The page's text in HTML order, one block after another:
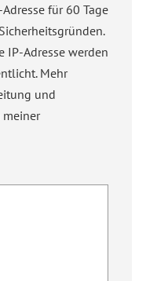
für 60 Tage
IP-Adresse werden
Mehr
und